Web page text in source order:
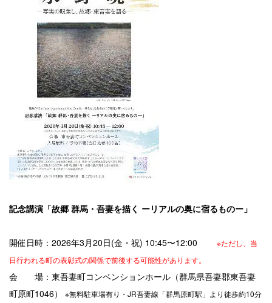
記念講演「故郷 群馬・吾妻を描く ーリアルの奥に宿るものー」
開催日時：2026年3月20日(金・祝) 10:45〜12:00 ※ただし、当
日行われる町の表彰式の関係で前後する可能性があります。
会 場：東吾妻町コンベンションホール（群馬県吾妻郡東吾妻
町原町1046） ※無料駐車場有り・JR吾妻線「群馬原町駅」より徒歩約10分